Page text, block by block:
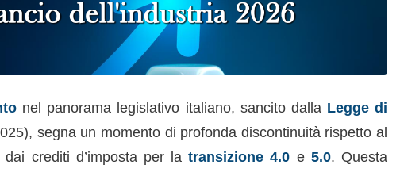
nel panorama legislativo italiano, sancito dalla Legge di
segna un momento di profonda discontinuità rispetto al
dai crediti d’imposta per latransizione 4.0 e 5.0. Questa